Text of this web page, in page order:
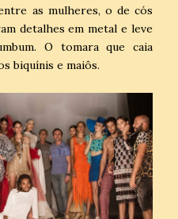
as mulheres, o de cós
detalhes em metal e leve
O tomara que caia
biquínis e maiôs.